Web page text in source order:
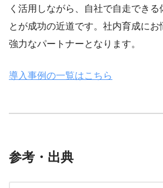
く活用しながら、自社で自走できる
とが成功の近道です。社内育成に
強力なパートナーとなります。
導入事例の一覧はこちら
参考・出典